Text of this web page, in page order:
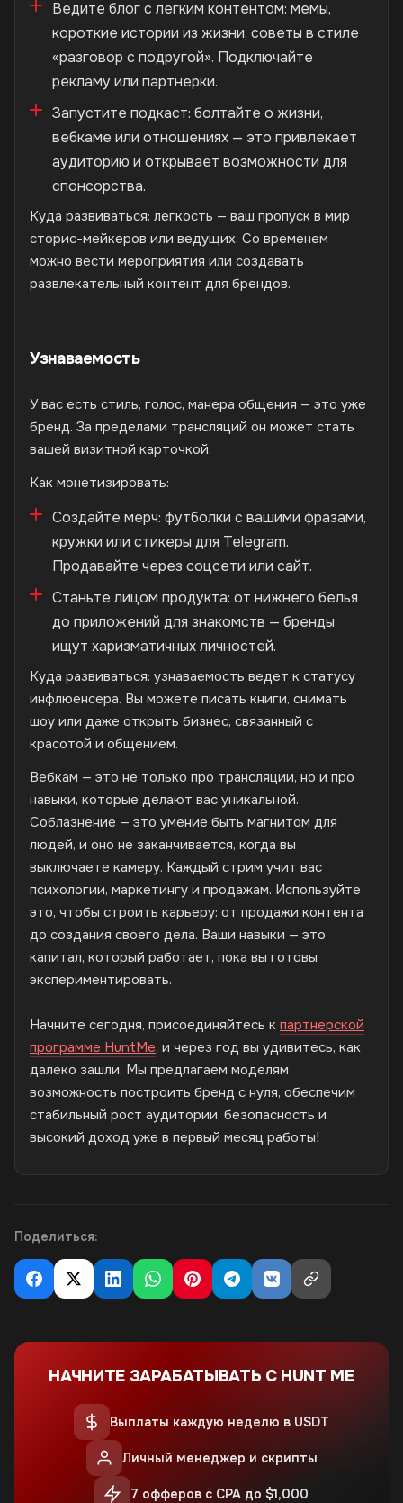
Ведите блог с легким контентом: мемы,
короткие истории из жизни, советы в стиле
«разговор с подругой». Подключайте
рекламу или партнерки.
Запустите подкаст: болтайте о жизни,
вебкаме или отношениях — это привлекает
аудиторию и открывает возможности для
спонсорства.
Куда развиваться: легкость — ваш пропуск в мир
сторис-мейкеров или ведущих. Со временем
можно вести мероприятия или создавать
развлекательный контент для брендов.
Узнаваемость
У вас есть стиль, голос, манера общения — это уже
бренд. За пределами трансляций он может стать
вашей визитной карточкой.
Как монетизировать:
Создайте мерч: футболки с вашими фразами,
кружки или стикеры для Telegram.
Продавайте через соцсети или сайт.
Станьте лицом продукта: от нижнего белья
до приложений для знакомств — бренды
ищут харизматичных личностей.
Куда развиваться: узнаваемость ведет к статусу
инфлюенсера. Вы можете писать книги, снимать
шоу или даже открыть бизнес, связанный с
красотой и общением.
Вебкам — это не только про трансляции, но и про
навыки, которые делают вас уникальной.
Соблазнение — это умение быть магнитом для
людей, и оно не заканчивается, когда вы
выключаете камеру. Каждый стрим учит вас
психологии, маркетингу и продажам. Используйте
это, чтобы строить карьеру: от продажи контента
до создания своего дела. Ваши навыки — это
капитал, который работает, пока вы готовы
экспериментировать.
Начните сегодня, присоединяйтесь к партнерской
программе HuntMe, и через год вы удивитесь, как
далеко зашли. Мы предлагаем моделям
возможность построить бренд с нуля, обеспечим
стабильный рост аудитории, безопасность и
высокий доход уже в первый месяц работы!
Поделиться:
НАЧНИТЕ ЗАРАБАТЫВАТЬ С HUNT ME
Выплаты каждую неделю в USDT
Личный менеджер и скрипты
7 офферов с CPA до $1,000